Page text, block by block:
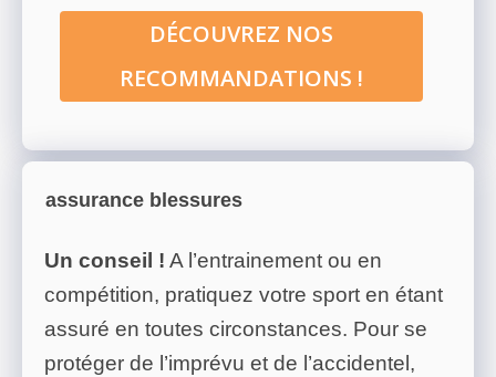
DÉCOUVREZ NOS
RECOMMANDATIONS !
assurance blessures
Un conseil ! A l’entrainement ou en
compétition, pratiquez votre sport en étant
assuré en toutes circonstances. Pour se
protéger de l’imprévu et de l’accidentel,